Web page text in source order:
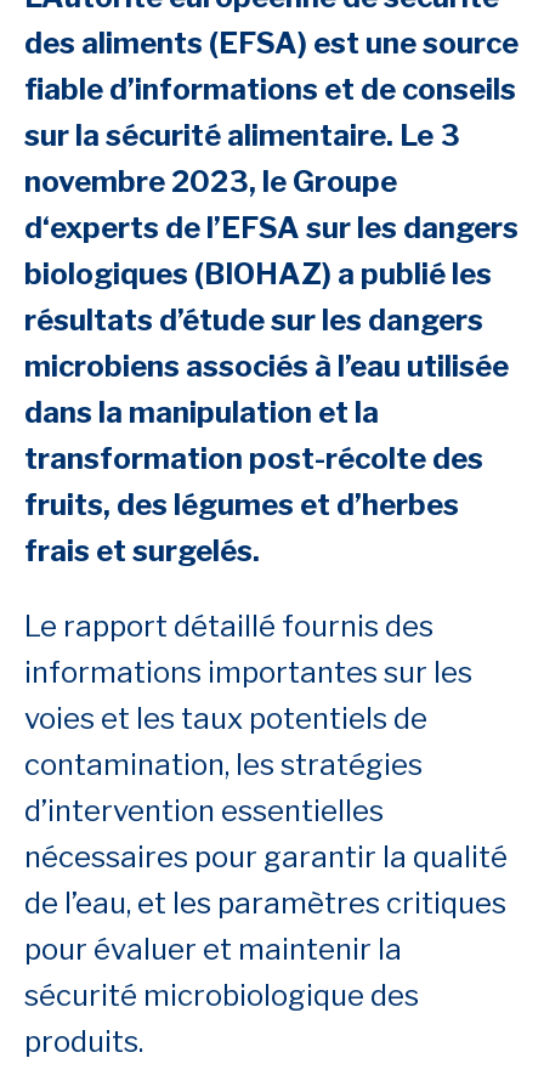
des aliments (EFSA) est une source
fiable d’informations et de conseils
sur la sécurité alimentaire. Le 3
novembre 2023, le Groupe
d‘experts de l’EFSA sur les dangers
biologiques (BIOHAZ) a publié les
résultats d’étude sur les dangers
microbiens associés à l’eau utilisée
dans la manipulation et la
transformation post-récolte des
fruits, des légumes et d’herbes
frais et surgelés.
Le rapport détaillé fournis des
informations importantes sur les
voies et les taux potentiels de
contamination, les stratégies
d’intervention essentielles
nécessaires pour garantir la qualité
de l’eau, et les paramètres critiques
pour évaluer et maintenir la
sécurité microbiologique des
produits.